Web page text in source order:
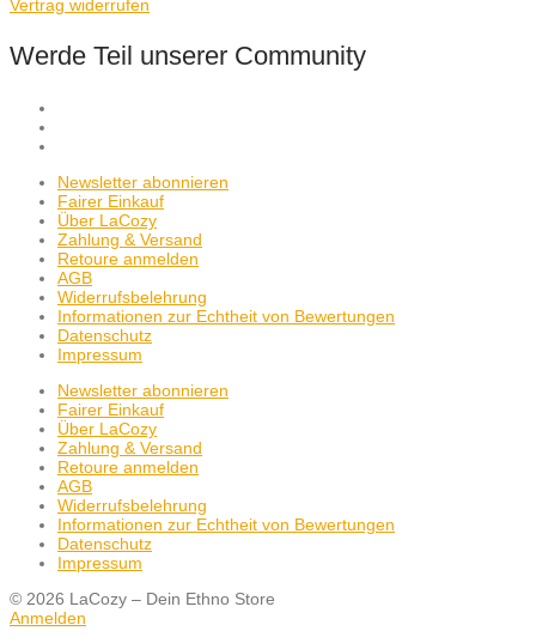
Vertrag widerrufen
Werde Teil unserer Community
Newsletter abonnieren
Fairer Einkauf
Über LaCozy
Zahlung & Versand
Retoure anmelden
AGB
Widerrufsbelehrung
Informationen zur Echtheit von Bewertungen
Datenschutz
Impressum
Newsletter abonnieren
Fairer Einkauf
Über LaCozy
Zahlung & Versand
Retoure anmelden
AGB
Widerrufsbelehrung
Informationen zur Echtheit von Bewertungen
Datenschutz
Impressum
© 2026 LaCozy – Dein Ethno Store
Anmelden